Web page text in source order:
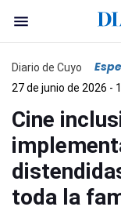
Diario de Cuyo
27 de junio de 2026 -
Cine
toda la